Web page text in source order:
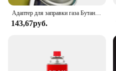
Адаптер для заправки газа Бутановая Зажигалка газовый адаптер простая в установке кассета плита адаптер для кемпинга рыбалки барбекю походов кухни
143,67руб.